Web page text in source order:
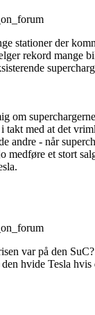
stationer der
rekord mange
om
takt med at det
andre - når
medføre et stort
var på den
hvide Tesla